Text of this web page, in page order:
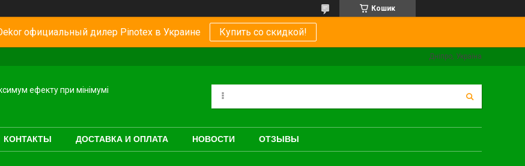
Кошик
официальный дилер Pinotex в Украине Купить со скидкой!
Дніпро, Україна
ефекту при мінімумі
КОНТАКТЫ ДОСТАВКА И ОПЛАТА НОВОСТИ ОТЗЫВЫ